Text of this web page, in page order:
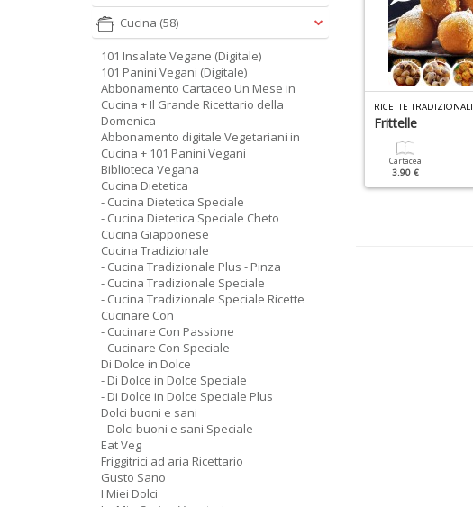
C
UCINA TRADIZIONALE SPECIALE N.9
Fatto In Casa
Digitale
3.50 €
Cartacea
Frittelle
Cartacea
3.90 €
Cucina (58)
101 Insalate Vegane (Digitale)
101 Panini Vegani (Digitale)
Abbonamento Cartaceo Un Mese in
Cucina + Il Grande Ricettario della
Domenica
Abbonamento digitale Vegetariani in
Cucina + 101 Panini Vegani
Biblioteca Vegana
Cucina Dietetica
- Cucina Dietetica Speciale
- Cucina Dietetica Speciale Cheto
Cucina Giapponese
Cucina Tradizionale
- Cucina Tradizionale Plus - Pinza
- Cucina Tradizionale Speciale
- Cucina Tradizionale Speciale Ricette
Cucinare Con
- Cucinare Con Passione
- Cucinare Con Speciale
Di Dolce in Dolce
- Di Dolce in Dolce Speciale
- Di Dolce in Dolce Speciale Plus
Dolci buoni e sani
- Dolci buoni e sani Speciale
Eat Veg
Friggitrici ad aria Ricettario
Gusto Sano
I Miei Dolci